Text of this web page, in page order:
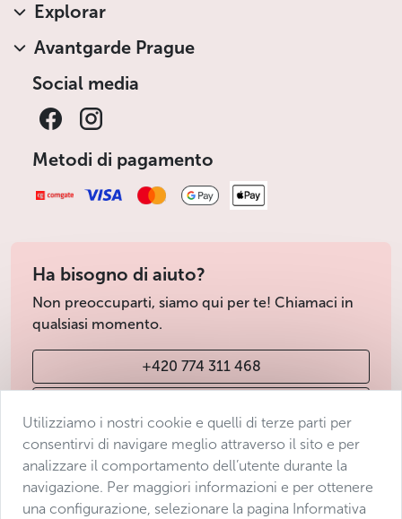
Explorar
Avantgarde Prague
Social media
Metodi di pagamento
Ha bisogno di aiuto?
Non preoccuparti, siamo qui per te! Chiamaci in
qualsiasi momento.
+420 774 311 468
Condizioni di vendita
Protezione dei dati
Utilizziamo i nostri cookie e quelli di terze parti per
consentirvi di navigare meglio attraverso il sito e per
analizzare il comportamento dell’utente durante la
navigazione. Per maggiori informazioni e per ottenere
una configurazione, selezionare la pagina Informativa